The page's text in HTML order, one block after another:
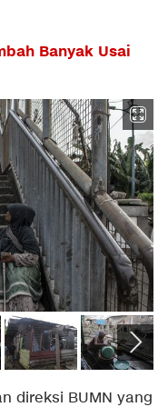
Banyak Usai
direksi BUMN yang